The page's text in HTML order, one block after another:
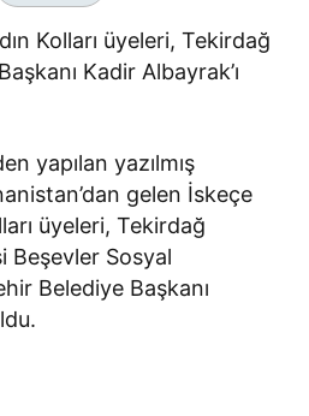
Kolları üyeleri, Tekirdağ
Kadir Albayrak’ı
yapılan yazılmış
gelen İskeçe
üyeleri, Tekirdağ
Beşevler Sosyal
Belediye Başkanı